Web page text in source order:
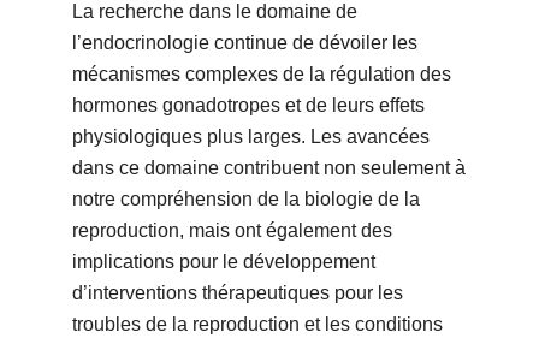
La recherche dans le domaine de
l’endocrinologie continue de dévoiler les
mécanismes complexes de la régulation des
hormones gonadotropes et de leurs effets
physiologiques plus larges. Les avancées
dans ce domaine contribuent non seulement à
notre compréhension de la biologie de la
reproduction, mais ont également des
implications pour le développement
d’interventions thérapeutiques pour les
troubles de la reproduction et les conditions